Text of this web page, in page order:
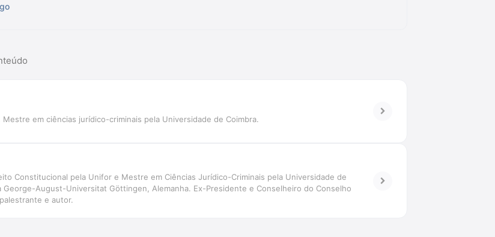
em ciências jurídico-criminais pela Universidade de Coimbra.
Constitucional pela Unifor e Mestre em Ciências Jurídico-Criminais pela Universidade de
George-August-Universitat Göttingen, Alemanha. Ex-Presidente e Conselheiro do Conselho
e autor.